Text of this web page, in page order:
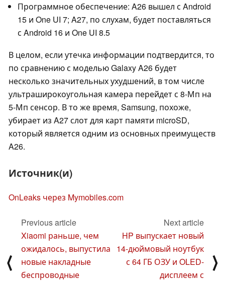
Программное обеспечение: A26 вышел с Android
15 и One UI 7; A27, по слухам, будет поставляться
с Android 16 и One UI 8.5
В целом, если утечка информации подтвердится, то
по сравнению с моделью Galaxy A26 будет
несколько значительных ухудшений, в том числе
ультраширокоугольная камера перейдет с 8-Мп на
5-Мп сенсор. В то же время, Samsung, похоже,
убирает из A27 слот для карт памяти microSD,
который является одним из основных преимуществ
A26.
Источник(и)
OnLeaks через Mymobiles.com
⟨
Previous article
Xiaomi раньше, чем
ожидалось, выпустила
новые накладные
беспроводные
Next article
HP выпускает новый
14-дюймовый ноутбук
с 64 ГБ ОЗУ и OLED-
дисплеем с
⟩